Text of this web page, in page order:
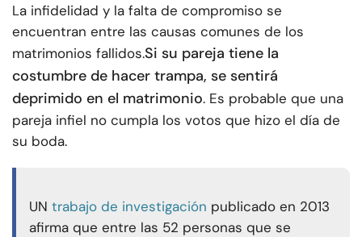
La infidelidad y la falta de compromiso se
encuentran entre las causas comunes de los
matrimonios fallidos.Si su pareja tiene la
costumbre de hacer trampa, se sentirá
deprimido en el matrimonio. Es probable que una
pareja infiel no cumpla los votos que hizo el día de
su boda.
UN trabajo de investigación publicado en 2013
afirma que entre las 52 personas que se